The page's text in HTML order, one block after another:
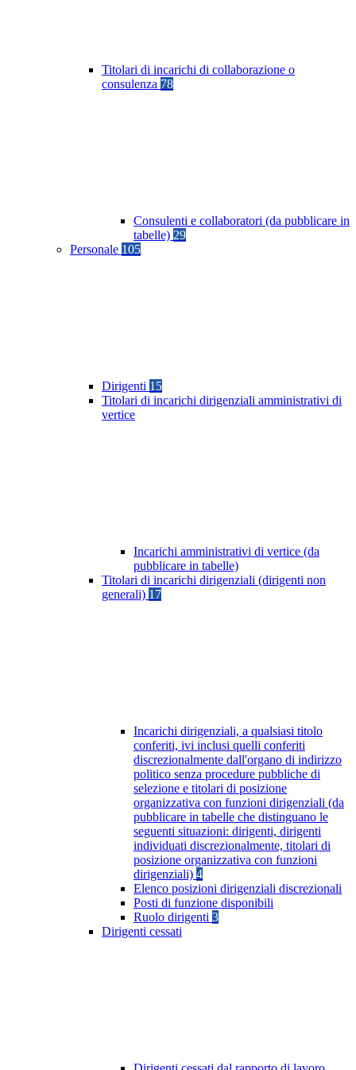
Titolari di incarichi di collaborazione o
consulenza 78
Consulenti e collaboratori (da pubblicare in
tabelle) 29
Personale 105
Dirigenti 15
Titolari di incarichi dirigenziali amministrativi di
vertice
Incarichi amministrativi di vertice (da
pubblicare in tabelle)
Titolari di incarichi dirigenziali (dirigenti non
generali) 17
Incarichi dirigenziali, a qualsiasi titolo
conferiti, ivi inclusi quelli conferiti
discrezionalmente dall'organo di indirizzo
politico senza procedure pubbliche di
selezione e titolari di posizione
organizzativa con funzioni dirigenziali (da
pubblicare in tabelle che distinguano le
seguenti situazioni: dirigenti, dirigenti
individuati discrezionalmente, titolari di
posizione organizzativa con funzioni
dirigenziali) 4
Elenco posizioni dirigenziali discrezionali
Posti di funzione disponibili
Ruolo dirigenti 3
Dirigenti cessati